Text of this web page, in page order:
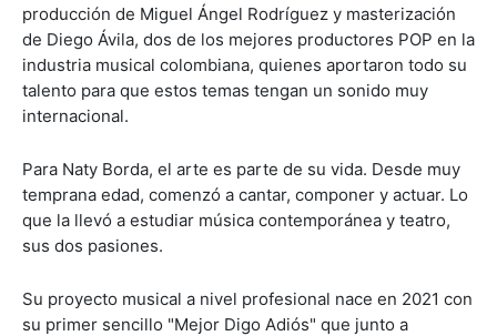
producción de Miguel Ángel Rodríguez y masterización
de Diego Ávila, dos de los mejores productores POP en la
industria musical colombiana, quienes aportaron todo su
talento para que estos temas tengan un sonido muy
internacional.
Para Naty Borda, el arte es parte de su vida. Desde muy
temprana edad, comenzó a cantar, componer y actuar. Lo
que la llevó a estudiar música contemporánea y teatro,
sus dos pasiones.
Su proyecto musical a nivel profesional nace en 2021 con
su primer sencillo "Mejor Digo Adiós" que junto a